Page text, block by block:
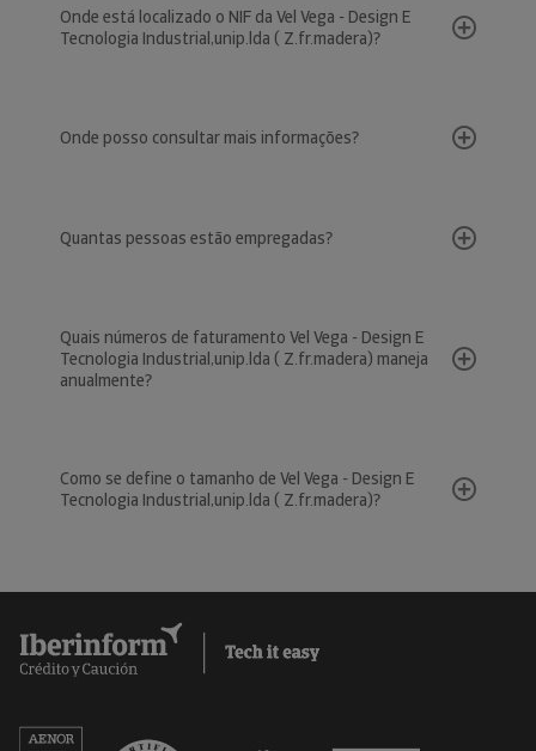
Onde está localizado o NIF da Vel Vega - Design E
Tecnologia Industrial,unip.lda ( Z.fr.madera)?
Onde posso consultar mais informações?
Quantas pessoas estão empregadas?
Quais números de faturamento Vel Vega - Design E
Tecnologia Industrial,unip.lda ( Z.fr.madera) maneja
anualmente?
Como se define o tamanho de Vel Vega - Design E
Tecnologia Industrial,unip.lda ( Z.fr.madera)?